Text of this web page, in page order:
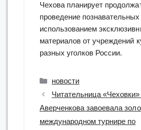
Чехова планирует
проведение познавательных
использованием
материалов от учреждений
разных уголков России.
Рубрики
новости
Читательница
Аверченкова завоевала
международном турнире по